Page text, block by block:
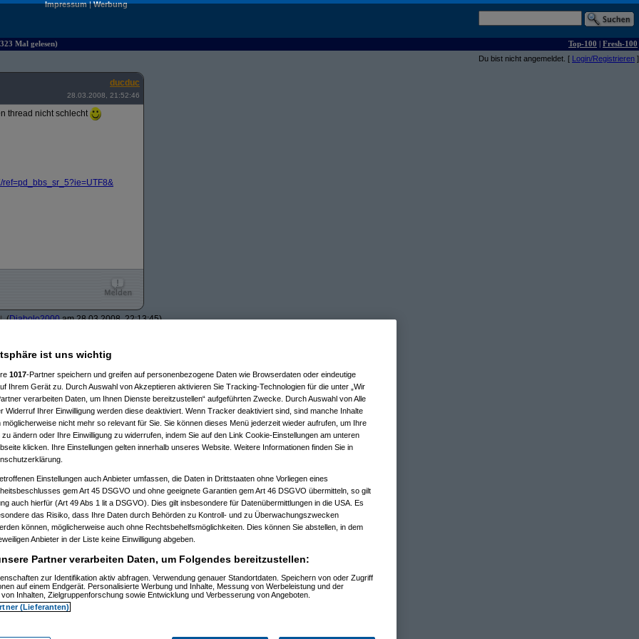
Impressum|Werbung
Mal gelesen) Top-100 | Fresh-100
Du bist nicht angemeldet. [ Login/Registrieren ]
ducduc
28.03.2008, 21:52:46
thread nicht schlecht
ref=pd_bbs_sr_5?ie=UTF8&
(Diabolo2000am 28.03.2008, 22:13:45)
10:17:40)
10:18:27)
10:22:30)
10:29:20)
am 29.03.2008, 10:32:27)
am 29.03.2008, 10:38:55)
16:15:41)
13:46:23)
12:47:46)
13:16:39)
ist uns wichtig
1017-Partner speichern und greifen auf personenbezogene Daten wie Browserdaten oder eindeutige
Ihrem Gerät zu. Durch Auswahl von Akzeptieren aktivieren Sie Tracking-Technologien für die unter „Wir
verarbeiten Daten, um Ihnen Dienste bereitzustellen“ aufgeführten Zwecke. Durch Auswahl von Alle
Widerruf Ihrer Einwilligung werden diese deaktiviert. Wenn Tracker deaktiviert sind, sind manche Inhalte
möglicherweise nicht mehr so relevant für Sie. Sie können dieses Menü jederzeit wieder aufrufen, um Ihre
zu ändern oder Ihre Einwilligung zu widerrufen, indem Sie auf den Link Cookie-Einstellungen am unteren
klicken. Ihre Einstellungen gelten innerhalb unseres Website. Weitere Informationen finden Sie in
Einstellungen auch Anbieter umfassen, die Daten in Drittstaaten ohne Vorliegen eines
gem Art 45 DSGVO und ohne geeignete Garantien gem Art 46 DSGVO übermitteln, so gilt
auch hierfür (Art 49 Abs 1 lit a DSGVO). Dies gilt insbesondere für Datenübermittlungen in die USA. Es
das Risiko, dass Ihre Daten durch Behörden zu Kontroll- und zu Überwachungszwecken
können, möglicherweise auch ohne Rechtsbehelfsmöglichkeiten. Dies können Sie abstellen, in dem
Anbieter in der Liste keine Einwilligung abgeben.
Partner verarbeiten Daten, um Folgendes bereitzustellen:
zur Identifikation aktiv abfragen. Verwendung genauer Standortdaten. Speichern von oder Zugriff
auf einem Endgerät. Personalisierte Werbung und Inhalte, Messung von Werbeleistung und der
Inhalten, Zielgruppenforschung sowie Entwicklung und Verbesserung von Angeboten.
(Lieferanten)